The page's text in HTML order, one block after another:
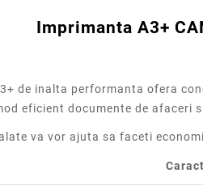
Imprimanta A3+
de inalta performanta ofera
eficient documente de afaceri
va vor ajuta sa faceti